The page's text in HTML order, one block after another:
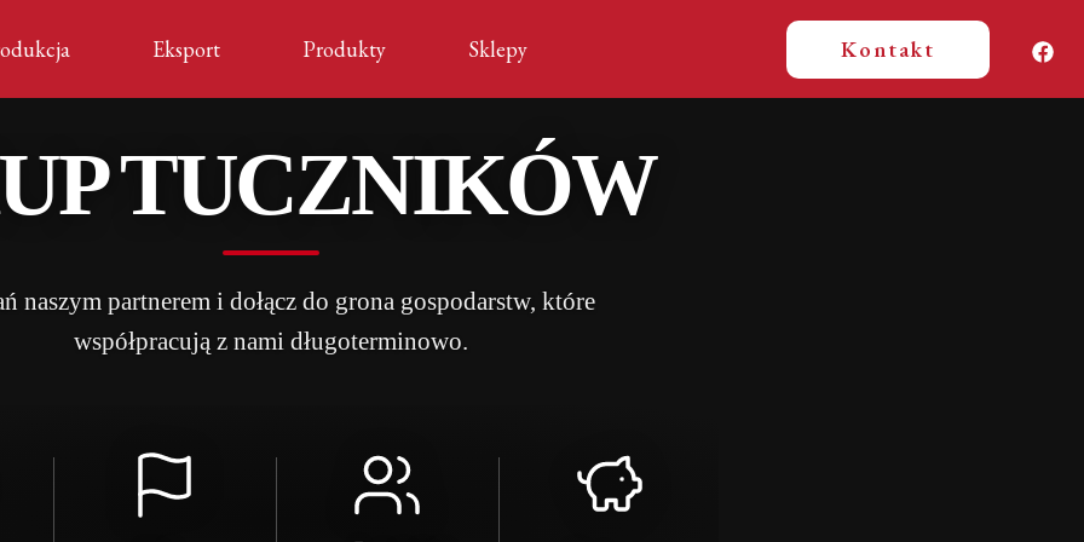
Eksport Produkty Sklepy Kontakt
TUCZNIKÓW
naszym partnerem i dołącz do grona gospodarstw, które
współpracują z nami długoterminowo.